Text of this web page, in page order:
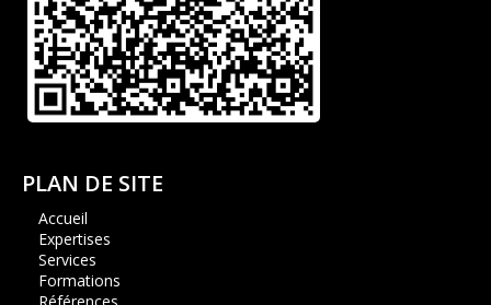
PLAN DE SITE
Accueil
Expertises
Services
Formations